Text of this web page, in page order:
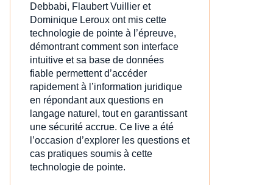
Debbabi, Flaubert Vuillier et
Dominique Leroux ont mis cette
technologie de pointe à l’épreuve,
démontrant comment son interface
intuitive et sa base de données
fiable permettent d’accéder
rapidement à l’information juridique
en répondant aux questions en
langage naturel, tout en garantissant
une sécurité accrue. Ce live a été
l’occasion d’explorer les questions et
cas pratiques soumis à cette
technologie de pointe.